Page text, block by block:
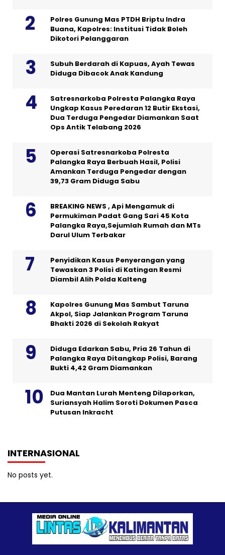
Polres Gunung Mas PTDH Briptu Indra
Buana, Kapolres: Institusi Tidak Boleh
Dikotori Pelanggaran
Subuh Berdarah di Kapuas, Ayah Tewas
Diduga Dibacok Anak Kandung
Satresnarkoba Polresta Palangka Raya
Ungkap Kasus Peredaran 12 Butir Ekstasi,
Dua Terduga Pengedar Diamankan Saat
Ops Antik Telabang 2026
Operasi Satresnarkoba Polresta
Palangka Raya Berbuah Hasil, Polisi
Amankan Terduga Pengedar dengan
39,73 Gram Diduga Sabu
BREAKING NEWS , Api Mengamuk di
Permukiman Padat Gang Sari 45 Kota
Palangka Raya,Sejumlah Rumah dan MTs
Darul Ulum Terbakar
Penyidikan Kasus Penyerangan yang
Tewaskan 3 Polisi di Katingan Resmi
Diambil Alih Polda Kalteng
Kapolres Gunung Mas Sambut Taruna
Akpol, Siap Jalankan Program Taruna
Bhakti 2026 di Sekolah Rakyat
Diduga Edarkan Sabu, Pria 26 Tahun di
Palangka Raya Ditangkap Polisi, Barang
Bukti 4,42 Gram Diamankan
Dua Mantan Lurah Menteng Dilaporkan,
Suriansyah Halim Soroti Dokumen Pasca
Putusan Inkracht
INTERNASIONAL
No posts yet.